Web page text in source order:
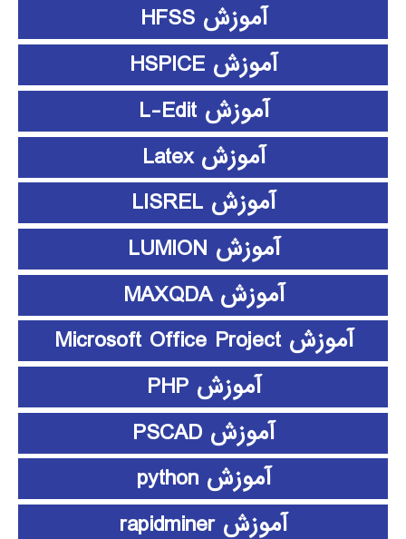
آموزش HFSS
آموزش HSPICE
آموزش L-Edit
آموزش Latex
آموزش LISREL
آموزش LUMION
آموزش MAXQDA
آموزش Microsoft Office Project
آموزش PHP
آموزش PSCAD
آموزش python
آموزش rapidminer